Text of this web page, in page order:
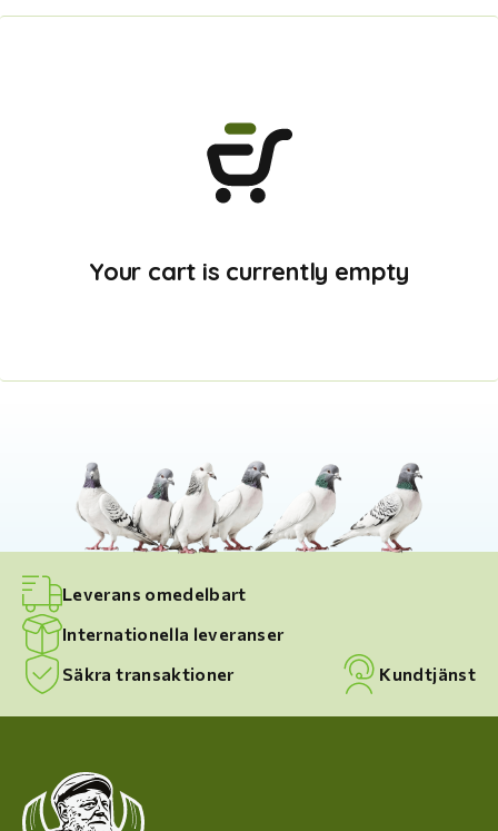
Your cart is currently empty
Leverans omedelbart
Internationella leveranser
Säkra transaktioner
Kundtjänst